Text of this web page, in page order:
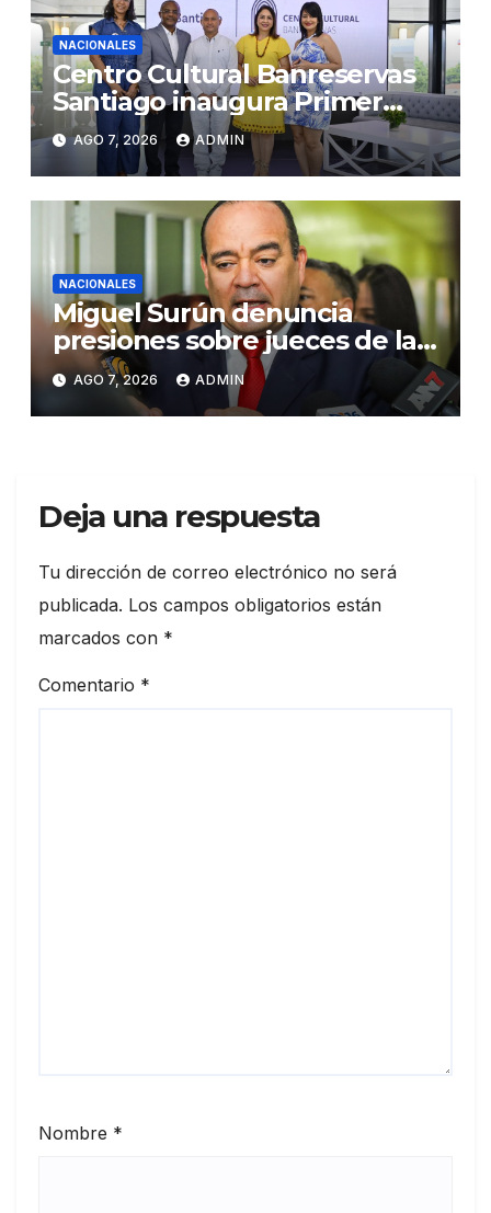
NACIONALES
Centro Cultural Banreservas
Santiago inaugura Primer
Congreso de Artesanos de
Santiago
AGO 7, 2026 ADMIN
NACIONALES
Miguel Surún denuncia
presiones sobre jueces de la
Suprema Corte de Justicia
AGO 7, 2026 ADMIN
Deja una respuesta
Tu dirección de correo electrónico no será
publicada. Los campos obligatorios están
marcados con *
Comentario *
Nombre *